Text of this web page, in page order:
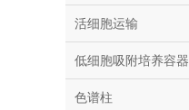
活细胞运输
低细胞吸附培养容器
色谱柱